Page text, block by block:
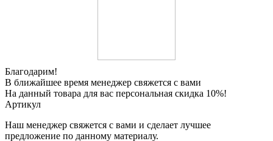
Благодарим!
В ближайшее время менеджер свяжется с вами
На данный товара для вас персональная скидка 10%!
Артикул
Наш менеджер свяжется с вами и сделает лучшее
предложение по данному материалу.